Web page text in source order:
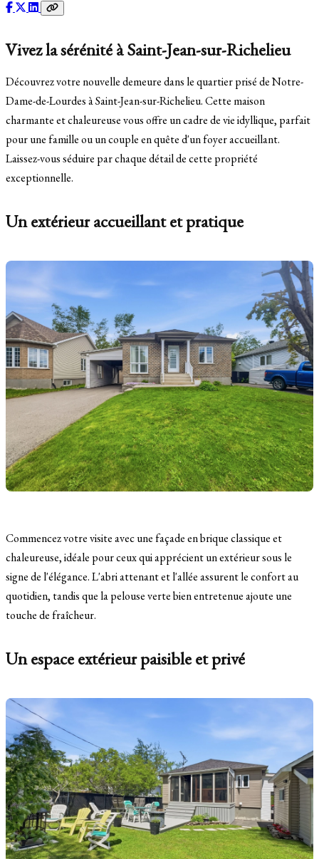
Vivez la sérénité à Saint-Jean-sur-Richelieu
Découvrez votre nouvelle demeure dans le quartier prisé de Notre-
Dame-de-Lourdes à Saint-Jean-sur-Richelieu. Cette maison
charmante et chaleureuse vous offre un cadre de vie idyllique, parfait
pour une famille ou un couple en quête d'un foyer accueillant.
Laissez-vous séduire par chaque détail de cette propriété
exceptionnelle.
Un extérieur accueillant et pratique
Commencez votre visite avec une façade en brique classique et
chaleureuse, idéale pour ceux qui apprécient un extérieur sous le
signe de l'élégance. L'abri attenant et l'allée assurent le confort au
quotidien, tandis que la pelouse verte bien entretenue ajoute une
touche de fraîcheur.
Un espace extérieur paisible et privé